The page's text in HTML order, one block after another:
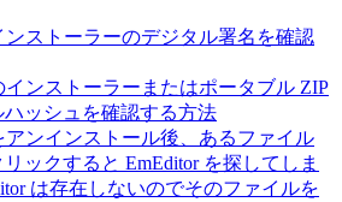
ンストーラーのデジタル署名を確認
インストーラーまたはポータブル ZIP
ッシュを確認する方法
アンインストール後、あるファイル
ックすると EmEditor を探してしま
は存在しないのでそのファイルを